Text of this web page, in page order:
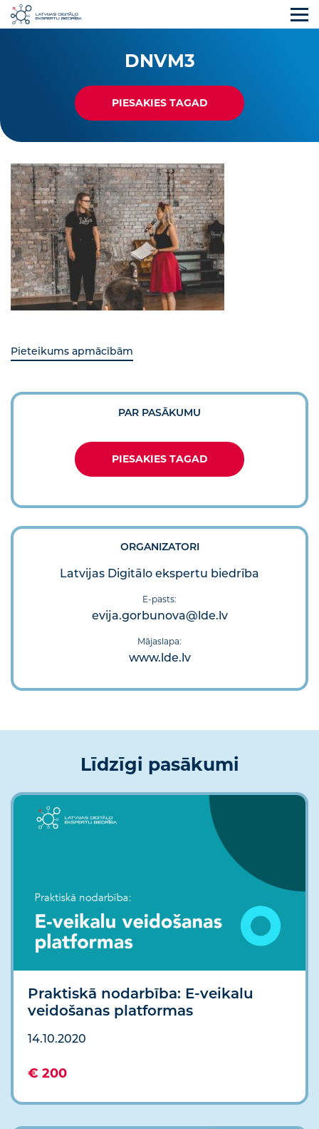
DNVM3
PIESAKIES TAGAD
Pieteikums apmācībām
PAR PASĀKUMU
PIESAKIES TAGAD
ORGANIZATORI
Latvijas Digitālo ekspertu biedrība
E-pasts:
evija.gorbunova@lde.lv
Mājaslapa:
www.lde.lv
Līdzīgi pasākumi
Praktiskā nodarbība: E-veikalu
veidošanas platformas
14.10.2020
€ 200